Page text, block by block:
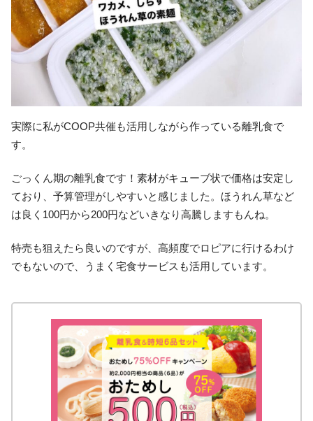
実際に私がCOOP共催も活用しながら作っている離乳食で
す。
ごっくん期の離乳食です！素材がキューブ状で価格は安定し
ており、予算管理がしやすいと感じました。ほうれん草など
は良く100円から200円などいきなり高騰しますもんね。
特売も狙えたら良いのですが、高頻度でロピアに行けるわけ
でもないので、うまく宅食サービスも活用しています。